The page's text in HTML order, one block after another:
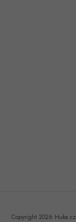
Copyright 2026 Huka.cz